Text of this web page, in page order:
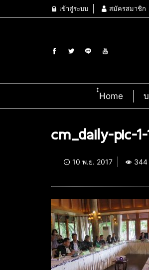
เข้าสู่ระบบ สมัครสมาชิก
๋๋Home
cm_daily-pic-1-
10 พ.ย. 2017 344